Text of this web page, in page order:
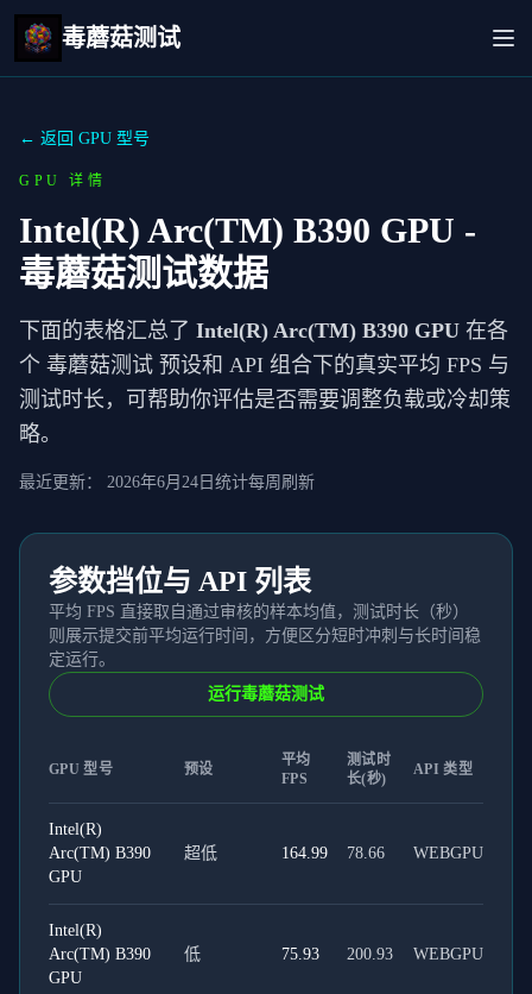
毒蘑菇测试
← 返回 GPU 型号
GPU 详情
Intel(R) Arc(TM) B390 GPU -
毒蘑菇测试数据
下面的表格汇总了 Intel(R) Arc(TM) B390 GPU 在各
个 毒蘑菇测试 预设和 API 组合下的真实平均 FPS 与
测试时长，可帮助你评估是否需要调整负载或冷却策
略。
最近更新： 2026年6月24日 统计每周刷新
参数挡位与 API 列表
平均 FPS 直接取自通过审核的样本均值，测试时长（秒）
则展示提交前平均运行时间，方便区分短时冲刺与长时间稳
定运行。
运行毒蘑菇测试
GPU 型号 预设
平均
FPS
测试时
长(秒)
API 类型
Intel(R)
Arc(TM) B390
GPU
超低 164.99 78.66 WEBGPU
Intel(R)
Arc(TM) B390
GPU
低 75.93 200.93 WEBGPU